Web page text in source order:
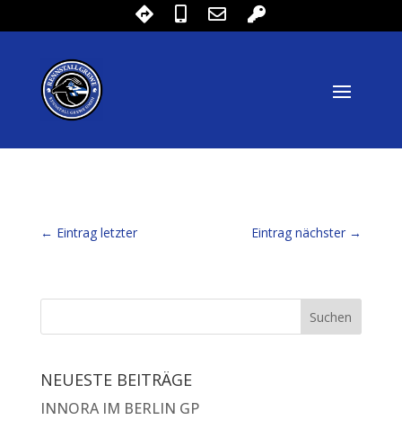
← Eintrag letzter Eintrag nächster →
NEUESTE BEITRÄGE
INNORA IM BERLIN GP